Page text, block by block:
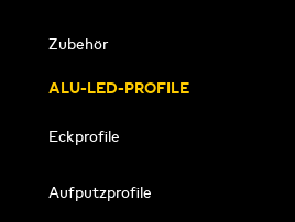
Zubehör
ALU-LED-PROFILE
Eckprofile
Aufputzprofile